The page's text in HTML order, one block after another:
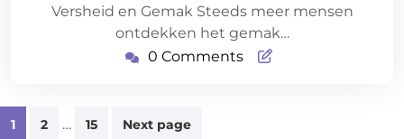
Versheid en Gemak Steeds meer mensen
ontdekken het gemak…
0 Comments
Berichten
1 2 … 15 Next page